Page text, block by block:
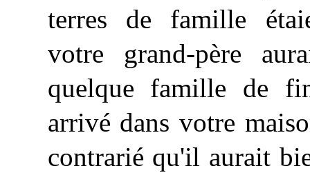
terres de famille
votre grand-père
quelque famille de
arrivé dans votre
contrarié qu'il aurait